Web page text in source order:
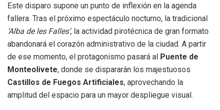
Este disparo supone un punto de inflexión en la agenda
fallera. Tras el próximo espectáculo nocturno, la tradicional
‘Alba de les Falles’, la actividad pirotécnica de gran formato
abandonará el corazón administrativo de la ciudad. A partir
de ese momento, el protagonismo pasará al Puente de
Monteolivete, donde se dispararán los majestuosos
Castillos de Fuegos Artificiales, aprovechando la
amplitud del espacio para un mayor despliegue visual.